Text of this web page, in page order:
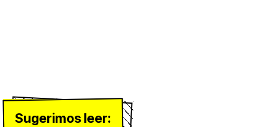
Sugerimos leer: